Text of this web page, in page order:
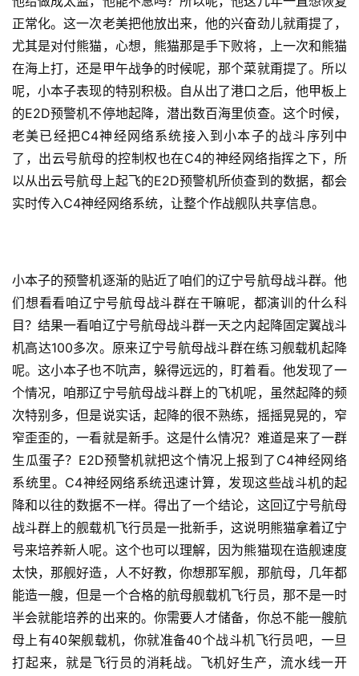
正常化。这一次老美把他放出来，他的兴奋劲儿就甭提了，
尤其是对付熊猫，心想，熊猫那是手下败将，上一次和熊猫
在海上打，还是甲午战争的时候呢，那个菜就甭提了。所以
呢，小本子表现的特别积极。自从出了港口之后，他甲板上
的E2D预警机不停地起降，潜出数百海里侦查。这个时候，
老美已经把C4神经网络系统接入到小本子的战斗序列中
了，出云号航母的控制权也在C4的神经网络指挥之下，所
以从出云号航母上起飞的E2D预警机所侦查到的数据，都会
实时传入C4神经网络系统，让整个作战舰队共享信息。
小本子的预警机逐渐的贴近了咱们的辽宁号航母战斗群。他
们想看看咱辽宁号航母战斗群在干嘛呢，都演训的什么科
目？结果一看咱辽宁号航母战斗群一天之内起降固定翼战斗
机高达100多次。原来辽宁号航母战斗群在练习舰载机起降
呢。这小本子也不吭声，躲得远远的，盯着看。他发现了一
个情况，咱那辽宁号航母战斗群上的飞机呢，虽然起降的频
次特别多，但是说实话，起降的很不熟练，摇摇晃晃的，窄
窄歪歪的，一看就是新手。这是什么情况？难道是来了一群
生瓜蛋子？E2D预警机就把这个情况上报到了C4神经网络
系统里。C4神经网络系统迅速计算，发现这些战斗机的起
降和以往的数据不一样。得出了一个结论，这回辽宁号航母
战斗群上的舰载机飞行员是一批新手，这说明熊猫拿着辽宁
号来培养新人呢。这个也可以理解，因为熊猫现在造舰速度
太快，那舰好造，人不好教，你想那军舰，那航母，几年都
能造一艘，但是一个合格的航母舰载机飞行员，那不是一时
半会就能培养的出来的。你需要人才储备，你总不能一艘航
母上有40架舰载机，你就准备40个战斗机飞行员吧，一旦
打起来，就是飞行员的消耗战。飞机好生产，流水线一开